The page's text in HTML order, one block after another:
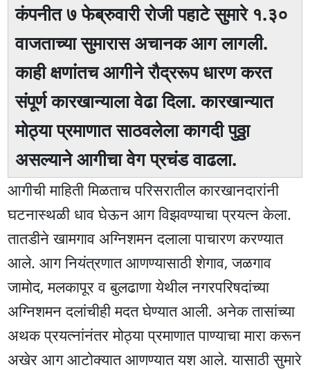
कंपनीत ७ फेब्रुवारी रोजी पहाटे सुमारे १.३०
वाजताच्या सुमारास अचानक आग लागली.
काही क्षणांतच आगीने रौद्ररूप धारण करत
संपूर्ण कारखान्याला वेढा दिला. कारखान्यात
मोठ्या प्रमाणात साठवलेला कागदी पुठ्ठा
असल्याने आगीचा वेग प्रचंड वाढला.
आगीची माहिती मिळताच परिसरातील कारखानदारांनी
घटनास्थळी धाव घेऊन आग विझवण्याचा प्रयत्न केला.
तातडीने खामगाव अग्निशमन दलाला पाचारण करण्यात
आले. आग नियंत्रणात आणण्यासाठी शेगाव, जळगाव
जामोद, मलकापूर व बुलढाणा येथील नगरपरिषदांच्या
अग्निशमन दलांचीही मदत घेण्यात आली. अनेक तासांच्या
अथक प्रयत्नांनंतर मोठ्या प्रमाणात पाण्याचा मारा करून
अखेर आग आटोक्यात आणण्यात यश आले. यासाठी सुमारे